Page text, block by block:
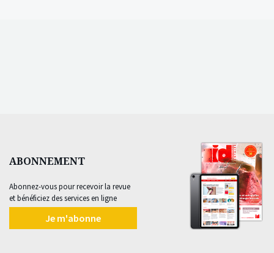
ABONNEMENT
Abonnez-vous pour recevoir la revue
et bénéficiez des services en ligne
Je m'abonne